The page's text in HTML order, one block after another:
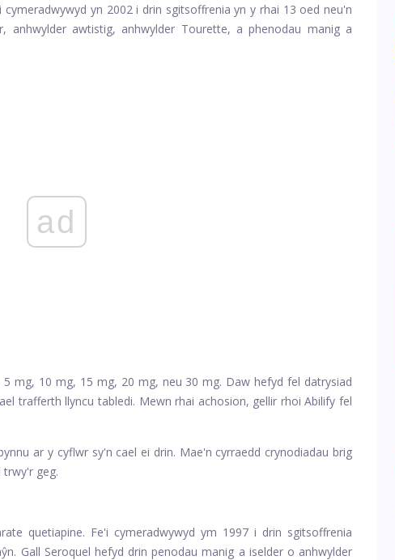
yn 2002 i drin sgitsoffrenia yn y rhai 13 oed neu'n
anhwylder awtistig, anhwylder Tourette, a phenodau manig a
ad
mg, 10 mg, 15 mg, 20 mg, neu 30 mg. Daw hefyd fel datrysiad
trafferth llyncu tabledi. Mewn rhai achosion, gellir rhoi Abilify fel
ar y cyflwr sy'n cael ei drin. Mae'n cyrraedd crynodiadau brig
geg.
quetiapine. Fe'i cymeradwywyd ym 1997 i drin sgitsoffrenia
Gall Seroquel hefyd drin penodau manig a iselder o anhwylder